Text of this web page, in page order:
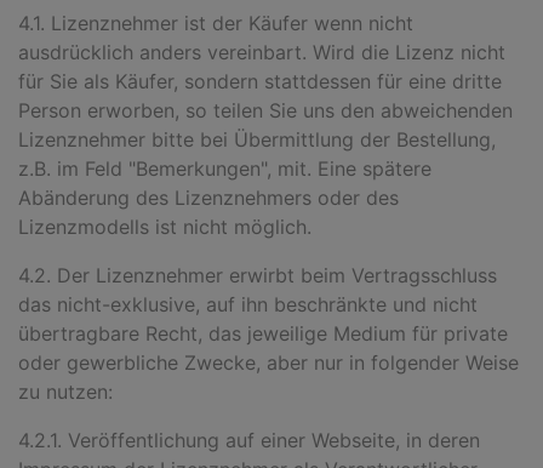
4.1. Lizenznehmer ist der Käufer wenn nicht
ausdrücklich anders vereinbart. Wird die Lizenz nicht
für Sie als Käufer, sondern stattdessen für eine dritte
Person erworben, so teilen Sie uns den abweichenden
Lizenznehmer bitte bei Übermittlung der Bestellung,
z.B. im Feld "Bemerkungen", mit. Eine spätere
Abänderung des Lizenznehmers oder des
Lizenzmodells ist nicht möglich.
4.2. Der Lizenznehmer erwirbt beim Vertragsschluss
das nicht-exklusive, auf ihn beschränkte und nicht
übertragbare Recht, das jeweilige Medium für private
oder gewerbliche Zwecke, aber nur in folgender Weise
zu nutzen:
4.2.1. Veröffentlichung auf einer Webseite, in deren